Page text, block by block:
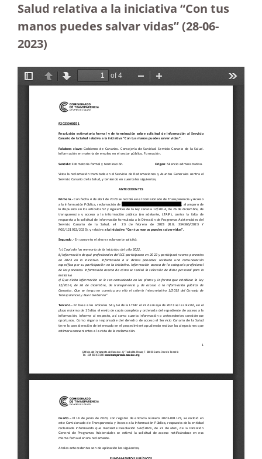
Salud relativa a la iniciativa “Con tus
manos puedes salvar vidas” (28-06-
2023)